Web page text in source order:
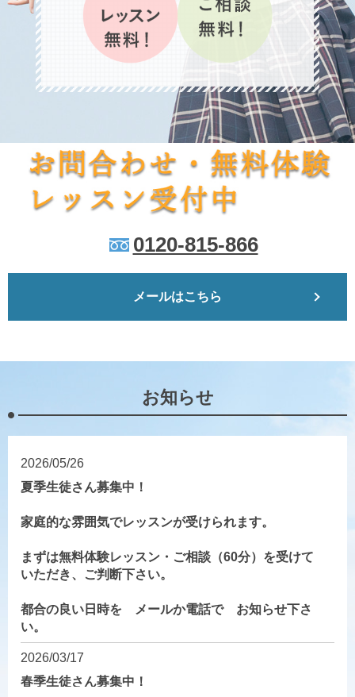
0120-815-866
メールはこちら
お知らせ
2026/05/26
夏季生徒さん募集中！
家庭的な雰囲気でレッスンが受けられます。
まずは無料体験レッスン・ご相談（60分）を受けて
いただき、ご判断下さい。
都合の良い日時を メールか電話で お知らせ下さ
い。
2026/03/17
春季生徒さん募集中！